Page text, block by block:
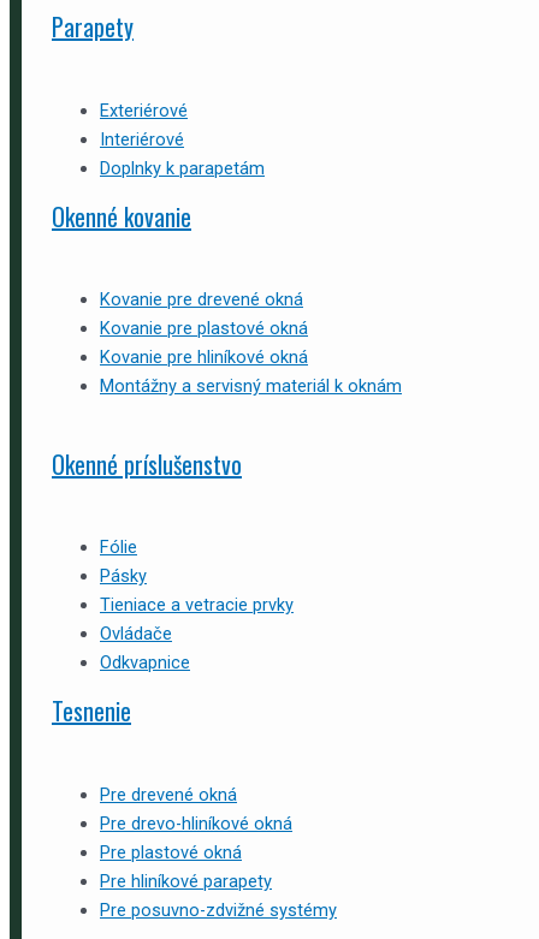
Parapety
Exteriérové
Interiérové
Doplnky k parapetám
Okenné kovanie
Kovanie pre drevené okná
Kovanie pre plastové okná
Kovanie pre hliníkové okná
Montážny a servisný materiál k oknám
Okenné príslušenstvo
Fólie
Pásky
Tieniace a vetracie prvky
Ovládače
Odkvapnice
Tesnenie
Pre drevené okná
Pre drevo-hliníkové okná
Pre plastové okná
Pre hliníkové parapety
Pre posuvno-zdvižné systémy